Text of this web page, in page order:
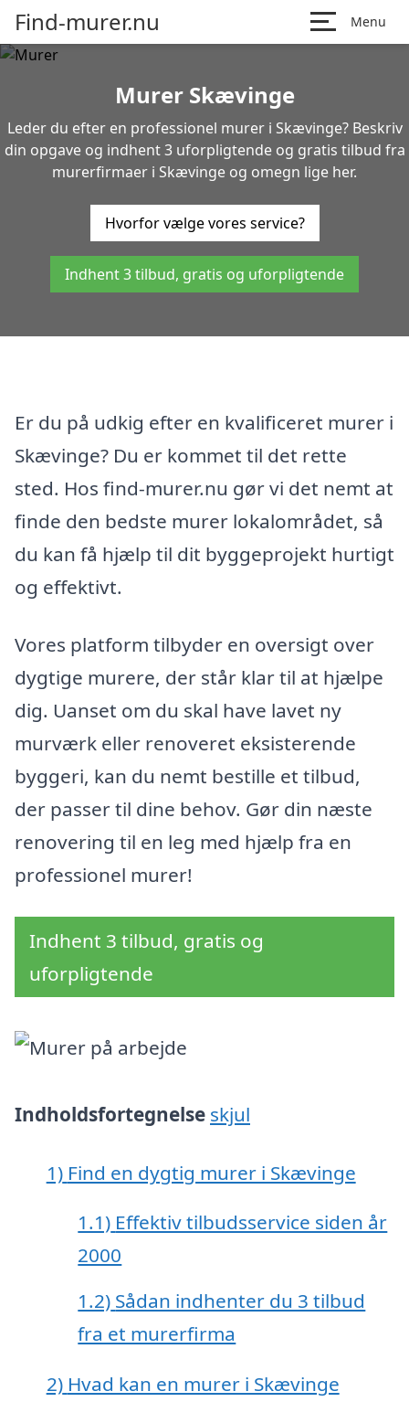
Find-murer.nu Menu
Murer Skævinge
Leder du efter en professionel murer i Skævinge? Beskriv
din opgave og indhent 3 uforpligtende og gratis tilbud fra
murerfirmaer i Skævinge og omegn lige her.
Hvorfor vælge vores service?
Indhent 3 tilbud, gratis og uforpligtende
Er du på udkig efter en kvalificeret murer i
Skævinge? Du er kommet til det rette
sted. Hos find-murer.nu gør vi det nemt at
finde den bedste murer lokalområdet, så
du kan få hjælp til dit byggeprojekt hurtigt
og effektivt.
Vores platform tilbyder en oversigt over
dygtige murere, der står klar til at hjælpe
dig. Uanset om du skal have lavet ny
murværk eller renoveret eksisterende
byggeri, kan du nemt bestille et tilbud,
der passer til dine behov. Gør din næste
renovering til en leg med hjælp fra en
professionel murer!
Indhent 3 tilbud, gratis og
uforpligtende
Indholdsfortegnelse skjul
1) Find en dygtig murer i Skævinge
1.1) Effektiv tilbudsservice siden år
2000
1.2) Sådan indhenter du 3 tilbud
fra et murerfirma
2) Hvad kan en murer i Skævinge